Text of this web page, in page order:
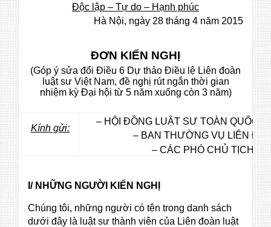
Độc lập – Tự do – Hạnh phúc
Hà Nội, ngày 28 tháng 4 năm 2015
ĐƠN KIẾN NGHỊ
(Góp ý sửa đổi Điều 6 Dự thảo Điều lệ Liên đoàn
luật sư Việt Nam, đề nghị rút ngắn thời gian
nhiệm kỳ Đại hội từ 5 năm xuống còn 3 năm)
Kính gửi:
– HỘI ĐỒNG LUẬT SƯ TOÀN QUỐC,
– BAN THƯỜNG VỤ LIÊN
– CÁC PHÓ CHỦ TỊCH
I/ NHỮNG NGƯỜI KIẾN NGHỊ
Chúng tôi, những người có tên trong danh sách
dưới đây là luật sư thành viên của Liên đoàn luật